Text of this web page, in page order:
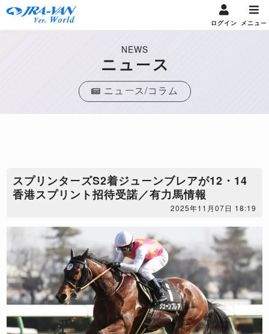
ログイン メニュー
NEWS
ニュース
ニュース/コラム
スプリンターズS2着ジューンブレアが12・14
香港スプリント招待受諾／有力馬情報
2025年11月07日 18:19